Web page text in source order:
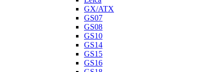
GX/ATX
GS07
GS08
GS10
GS14
GS15
GS16